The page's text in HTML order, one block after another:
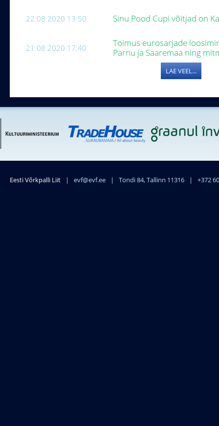
22.08.2020 13:50 Sinu Pood Cupi võitjad on
21.08.2020 17:40
Toimus eurosarjade
Pärnu ja Saaremaa ning
LAE VEEL...
Eesti Võrkpalli Liit | evf@evf.ee | Tondi 84, Tallinn 11316 | +372